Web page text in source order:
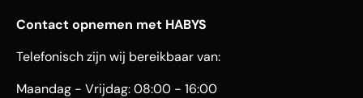
Contact opnemen met HABYS
Telefonisch zijn wij bereikbaar van:
Maandag - Vrijdag: 08:00 - 16:00